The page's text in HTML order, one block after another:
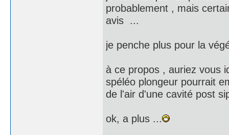
probablement , mais
avis ...
je penche plus pour la
à ce propos , auriez vous
spéléo plongeur pourrait
de l'air d'une cavité post
ok, a plus ...